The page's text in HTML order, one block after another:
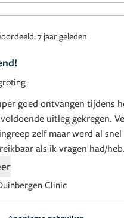
7 jaar geleden
goed ontvangen tijdens
uitleg gekregen.
zelf maar werd al
als ik vragen had/
was ook super fijn. Echt
aanrader!!
Clinic